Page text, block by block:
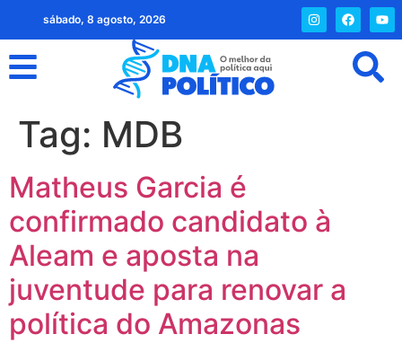
sábado, 8 agosto, 2026
Tag: MDB
Matheus Garcia é
confirmado candidato à
Aleam e aposta na
juventude para renovar a
política do Amazonas